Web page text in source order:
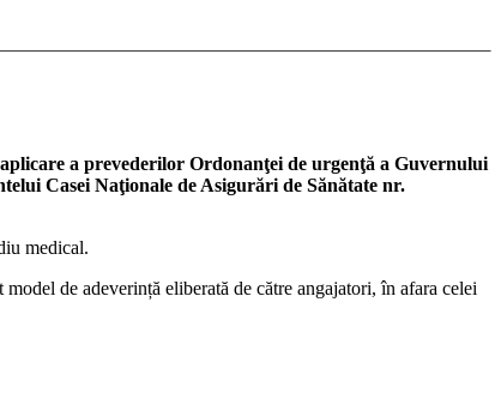
a prevederilor Ordonanţei de urgenţă a Guvernului
Casei Naţionale de Asigurări de Sănătate nr.
medical.
de adeverință eliberată de către angajatori, în afara celei